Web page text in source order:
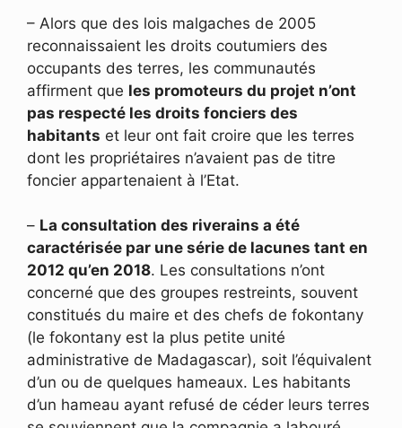
– Alors que des lois malgaches de 2005
reconnaissaient les droits coutumiers des
occupants des terres, les communautés
affirment que les promoteurs du projet n’ont
pas respecté les droits fonciers des
habitants et leur ont fait croire que les terres
dont les propriétaires n’avaient pas de titre
foncier appartenaient à l’Etat.
– La consultation des riverains a été
caractérisée par une série de lacunes tant en
2012 qu’en 2018. Les consultations n’ont
concerné que des groupes restreints, souvent
constitués du maire et des chefs de fokontany
(le fokontany est la plus petite unité
administrative de Madagascar), soit l’équivalent
d’un ou de quelques hameaux. Les habitants
d’un hameau ayant refusé de céder leurs terres